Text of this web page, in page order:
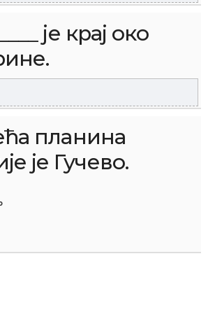
је крај око
планина
је Гучево.